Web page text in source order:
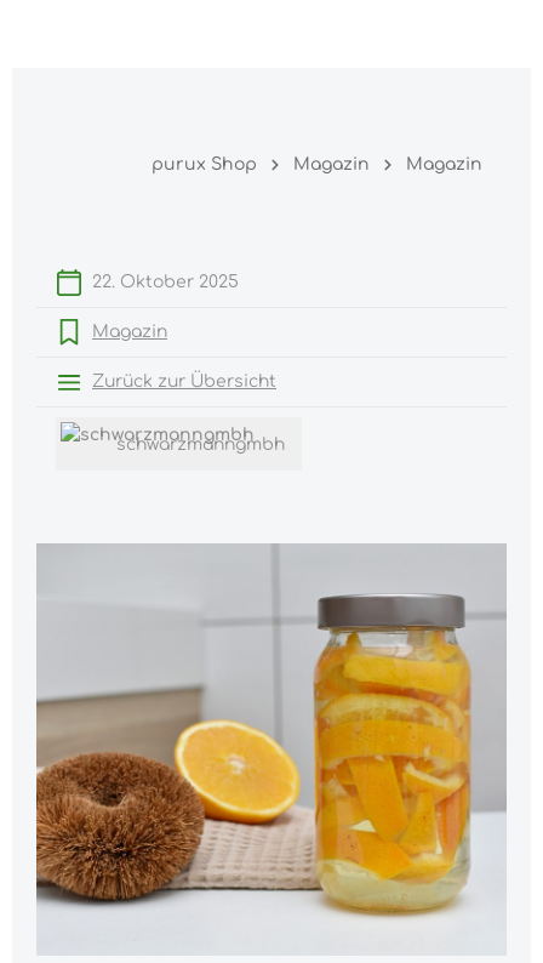
purux Shop Magazin Magazin
22. Oktober 2025
Magazin
Zurück zur Übersicht
schwarzmanngmbh